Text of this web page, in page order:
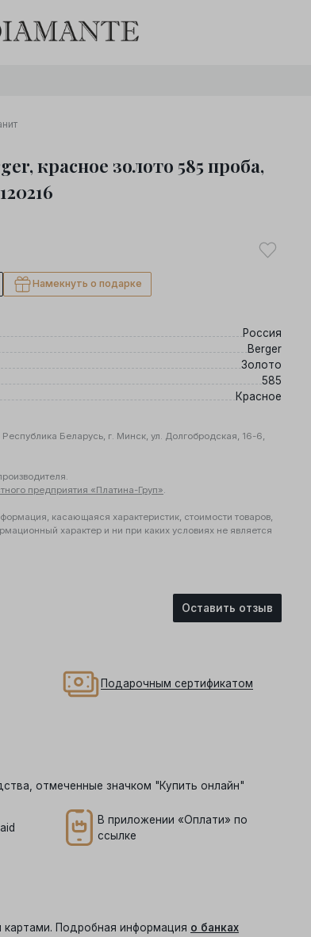
0 : 0 0
красное золото 585 проба,
Намекнуть о подарке
Россия
Berger
Золото
585
Красное
Беларусь, г. Минск, ул. Долгобродская, 16-6,
предприятия «Платина-Груп».
касающаяся характеристик, стоимости товаров,
характер и ни при каких условиях не является
Подарочным сертификатом
отмеченные значком "Купить онлайн"
В приложении «Оплати» по
ссылке
Подробная информация о банках
Оставить отзыв